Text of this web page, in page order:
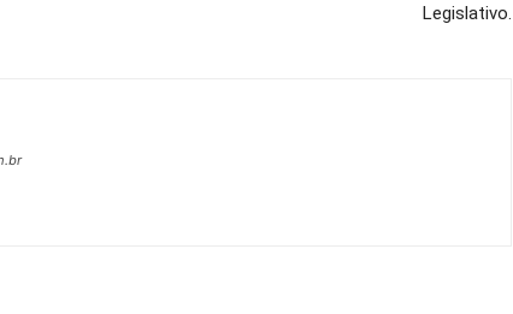
Legislativo.